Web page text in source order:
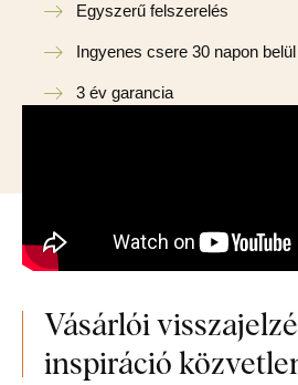
Egyszerű felszerelés
Ingyenes csere 30 napon belül
3 év garancia
Vásárlói
inspiráció